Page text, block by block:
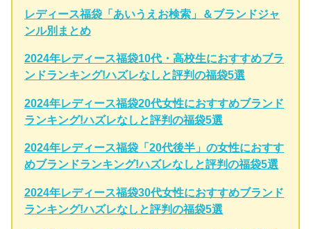
レディース福袋「あいうえお検索」＆ブランドジャ
ンル別まとめ
2024年レディース福袋10代・高校生におすすめブラ
ンドランキング!ハズレなしと評判の福袋5選
2024年レディース福袋20代女性におすすめブランド
ランキング!ハズレなしと評判の福袋5選
2024年レディース福袋「20代後半」の女性におすす
めブランドランキング!ハズレなしと評判の福袋5選
2024年レディース福袋30代女性におすすめブランド
ランキング!ハズレなしと評判の福袋5選